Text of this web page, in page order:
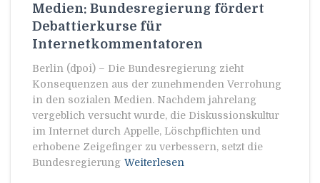
Medien: Bundesregierung fördert
Debattierkurse für
Internetkommentatoren
Berlin (dpoi) – Die Bundesregierung zieht
Konsequenzen aus der zunehmenden Verrohung
in den sozialen Medien. Nachdem jahrelang
vergeblich versucht wurde, die Diskussionskultur
im Internet durch Appelle, Löschpflichten und
erhobene Zeigefinger zu verbessern, setzt die
Bundesregierung Weiterlesen